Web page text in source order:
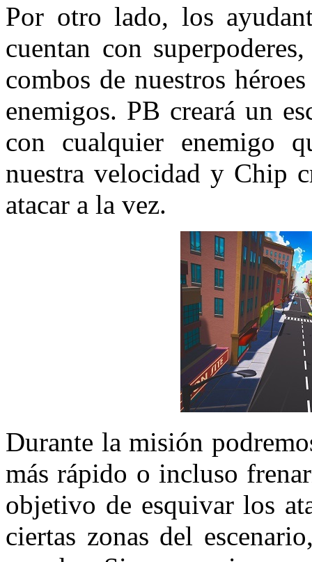
Por otro lado, los
cuentan con
combos de nuestros
enemigos. PB creará un
con cualquier enemigo
nuestra velocidad y Chip
atacar a la vez.
Durante la misión
más rápido o incluso
objetivo de esquivar los
ciertas zonas del